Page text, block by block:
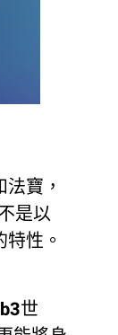
寶，
是以
性。
世